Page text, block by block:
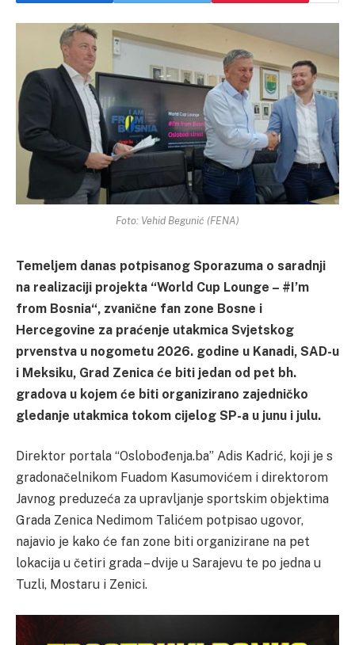
Foto: Vehid Begunić (FENA)
Temeljem danas potpisanog Sporazuma o saradnji
na realizaciji projekta “World Cup Lounge – #I’m
from Bosnia“, zvanične fan zone Bosne i
Hercegovine za praćenje utakmica Svjetskog
prvenstva u nogometu 2026. godine u Kanadi, SAD-u
i Meksiku, Grad Zenica će biti jedan od pet bh.
gradova u kojem će biti organizirano zajedničko
gledanje utakmica tokom cijelog SP-a u junu i julu.
Direktor portala “Oslobođenja.ba” Adis Kadrić, koji je s
gradonačelnikom Fuadom Kasumovićem i direktorom
Javnog preduzeća za upravljanje sportskim objektima
Grada Zenica Nedimom Talićem potpisao ugovor,
najavio je kako će fan zone biti organizirane na pet
lokacija u četiri grada – dvije u Sarajevu te po jedna u
Tuzli, Mostaru i Zenici.